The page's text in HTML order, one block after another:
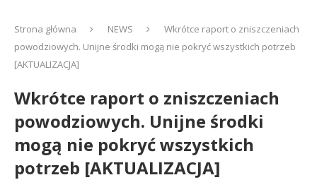
Strona główna NEWS
Wkrótce raport o zniszczeniach
powodziowych. Unijne środki mogą nie pokryć wszystkich potrzeb
[AKTUALIZACJA]
Wkrótce raport o zniszczeniach
powodziowych. Unijne środki
mogą nie pokryć wszystkich
potrzeb [AKTUALIZACJA]